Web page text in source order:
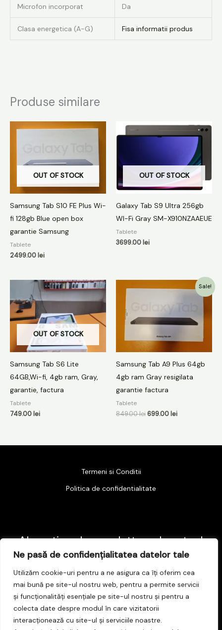
Ne pasă de confidențialitatea datelor tale
Utilizăm cookie-uri pentru a ne asigura ca îți oferim cea
mai bună pe site-ul nostru web, pentru a permite servicii
și funcționalități esențiale pe site-ul nostru și pentru a
colecta date despre modul în care vizitatorii
interacționează cu site-ul și serviciile noastre.
Microfon incorporat Da
Clasa energetica (A-G) Fisa informatii produs
Produse similare
OUT OF STOCK
Samsung Tab S10 FE Plus Wi-
fi 128gb Blue open box
garantie Samsung
Tablete
2499.00 lei
OUT OF STOCK
Galaxy Tab S9 Ultra 256gb
WI-Fi Gray SM-X910NZAAEUE
Tablete
3699.00 lei
OUT OF STOCK
Samsung Tab S6 Lite
64GB,Wi-fi, 4gb ram, Gray,
garantie, factura
Tablete
749.00 lei
Sale!
Samsung Tab A9 Plus 64gb
4gb ram Gray resigilata
garantie factura
Tablete
849.00lei
inițial
699.00 lei
curent
Termeni si Conditii
Politica de confidentialitate
Abonati-va la newsletter-ul nostru !
E
m
a
Subscribe